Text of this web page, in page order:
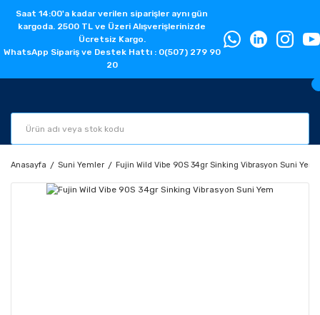
Saat 14:00'a kadar verilen siparişler aynı gün
kargoda. 2500 TL ve Üzeri Alışverişlerinizde
Ücretsiz Kargo.
WhatsApp Sipariş ve Destek Hattı : 0(507) 279 90
20
Anasayfa Suni Yemler Fujin Wild Vibe 90S 34gr Sinking Vibrasyon Suni Yem